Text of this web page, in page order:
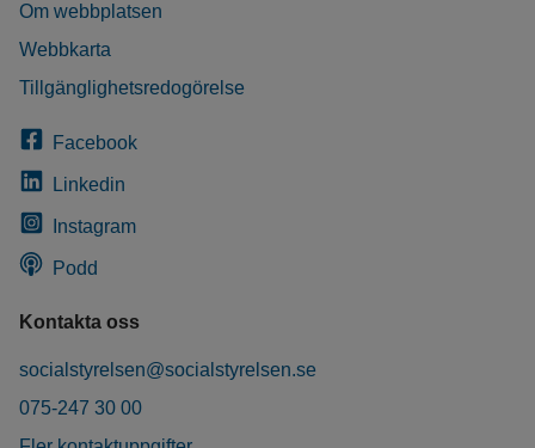
Om webbplatsen
Webbkarta
Tillgänglighetsredogörelse
Facebook
Linkedin
Instagram
Podd
Kontakta oss
socialstyrelsen@socialstyrelsen.se
075-247 30 00